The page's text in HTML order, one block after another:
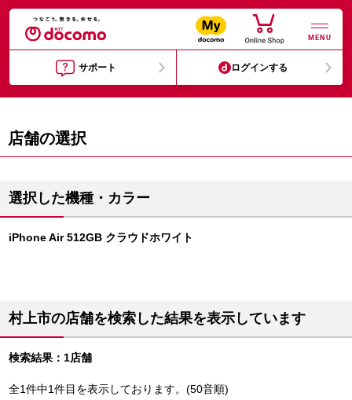
MENU
サポート ログインする
店舗の選択
選択した機種・カラー
iPhone Air 512GB クラウドホワイト
村上市の店舗を検索した結果を表示しています
検索結果：1店舗
全1件中1件目を表示しております。(50音順)